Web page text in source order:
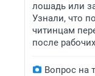
лошадь или
Узнали, что
читинцам
после
Вопрос на